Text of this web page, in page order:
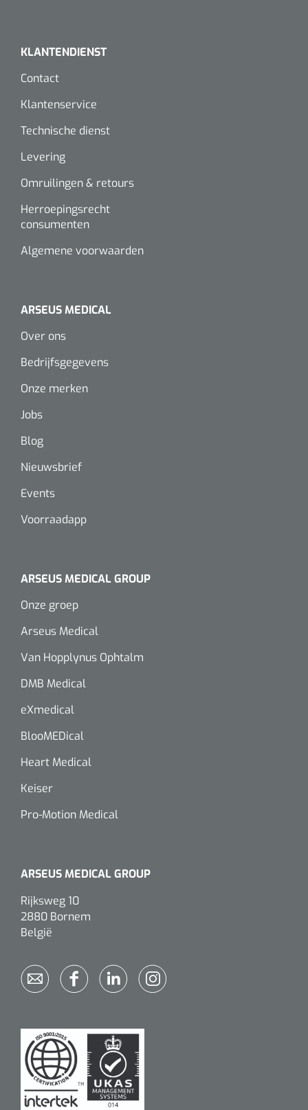
KLANTENDIENST
Contact
Klantenservice
Technische dienst
Levering
Omruilingen & retours
Herroepingsrecht
consumenten
Algemene voorwaarden
ARSEUS MEDICAL
Over ons
Bedrijfsgegevens
Onze merken
Jobs
Blog
Nieuwsbrief
Events
Voorraadapp
ARSEUS MEDICAL GROUP
Onze groep
Arseus Medical
Van Hopplynus Ophtalm
DMB Medical
eXmedical
BlooMEDical
Heart Medical
Keiser
Pro-Motion Medical
ARSEUS MEDICAL GROUP
Rijksweg 10
2880 Bornem
België